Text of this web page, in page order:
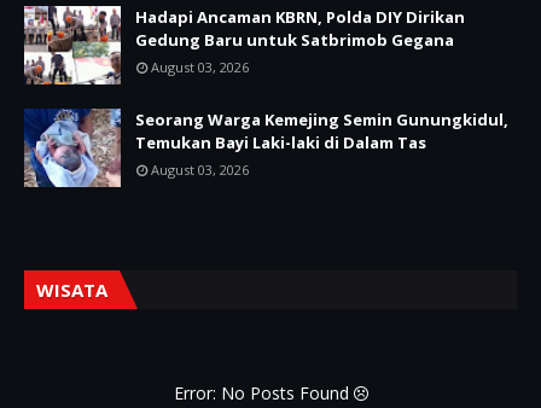
Hadapi Ancaman KBRN, Polda DIY Dirikan
Gedung Baru untuk Satbrimob Gegana
August 03, 2026
Seorang Warga Kemejing Semin Gunungkidul,
Temukan Bayi Laki-laki di Dalam Tas
August 03, 2026
WISATA
Error: No Posts Found